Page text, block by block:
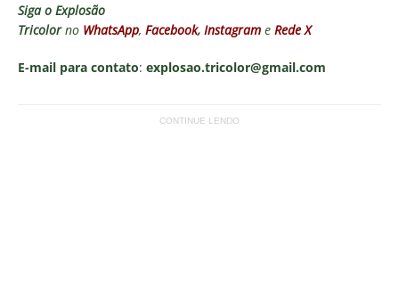
Siga o Explosão
Tricolorno WhatsApp, Facebook, Instagram e Rede X
E-mail para contato: explosao.tricolor@gmail.com
CONTINUE LENDO